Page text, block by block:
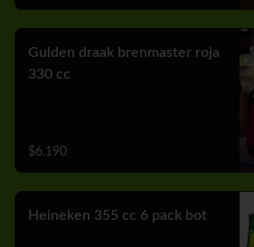
Gulden draak brenmaster roja
330 cc
$6.190
Heineken 355 cc 6 pack bot